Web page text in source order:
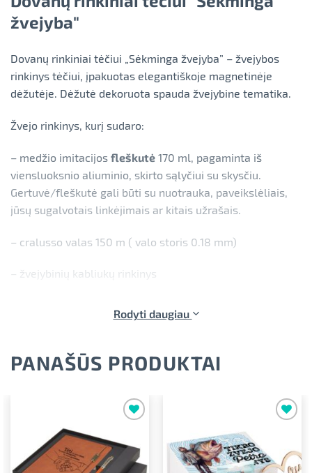
žvejyba"
Dovanų rinkiniai tėčiui „Sėkminga žvejyba” – žvejybos
rinkinys tėčiui, įpakuotas elegantiškoje magnetinėje
dėžutėje. Dėžutė dekoruota spauda žvejybine tematika.
Žvejo rinkinys, kurį sudaro:
– medžio imitacijos fleškutė 170 ml, pagaminta iš
viensluoksnio aliuminio, skirto sąlyčiui su skysčiu.
Gertuvė/fleškutė gali būti su nuotrauka, paveikslėliais,
jūsų sugalvotais linkėjimais ar kitais užrašais.
– cralusso valas 150 m ( valo storis 0.18 mm)
– žvejybinių kabliukų rinkinys
– širdelės formos medinis tekstas tėčiui, pagamintas iš
Dovanų rinkinys įpakuotas elegantiškoje magnetinėje
dėžutėje.
Paspaudus mygtuką „Personalizuoti“ norima spauda
Rodyti daugiau
PANAŠŪS PRODUKTAI
norimus